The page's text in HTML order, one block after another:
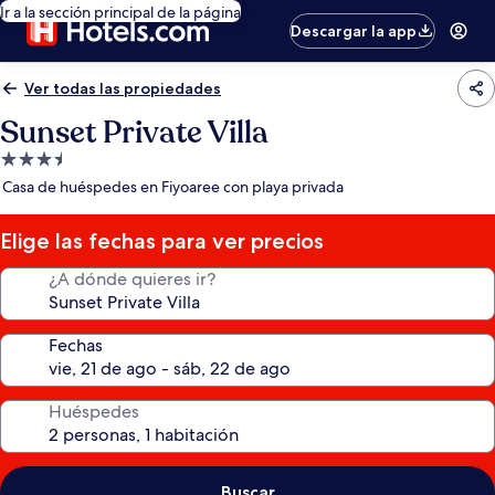
Ir a la sección principal de la página
Descargar la app
Ver todas las propiedades
Sunset Private Villa
Propiedad
de
estrellas
Casa de huéspedes en Fiyoaree con playa privada
Elige las fechas para ver precios
¿A dónde quieres ir?
Fechas
Huéspedes